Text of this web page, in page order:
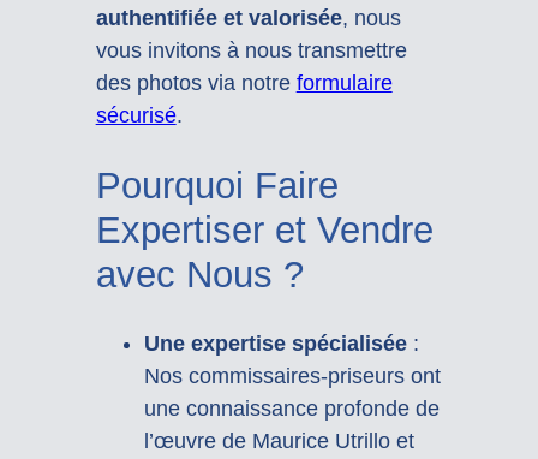
authentifiée et valorisée, nous
vous invitons à nous transmettre
des photos via notre formulaire
sécurisé.
Pourquoi Faire
Expertiser et Vendre
avec Nous ?
Une expertise spécialisée:
Nos commissaires-priseurs ont
une connaissance profonde de
l’œuvre de Maurice Utrillo et